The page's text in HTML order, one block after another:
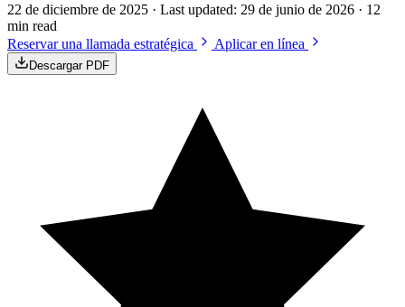
22 de diciembre de 2025 · Last updated: 29 de junio de 2026 · 12
min read
Reservar una llamada estratégica
Aplicar en línea
Descargar PDF